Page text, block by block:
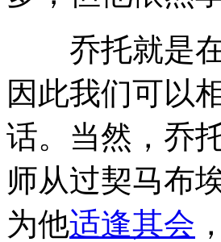
乔托就是在
因此我们可以
话。当然，乔
师从过契马布
为他适逢其会